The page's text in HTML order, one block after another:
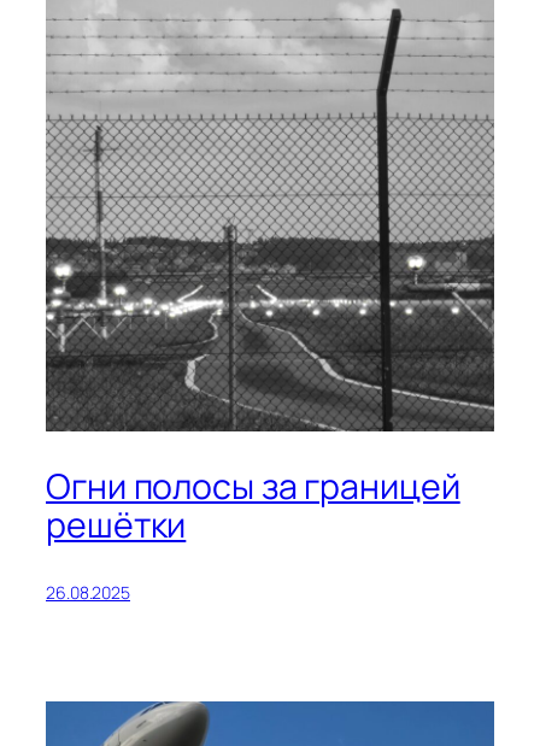
Огни полосы за границей
решётки
26.08.2025